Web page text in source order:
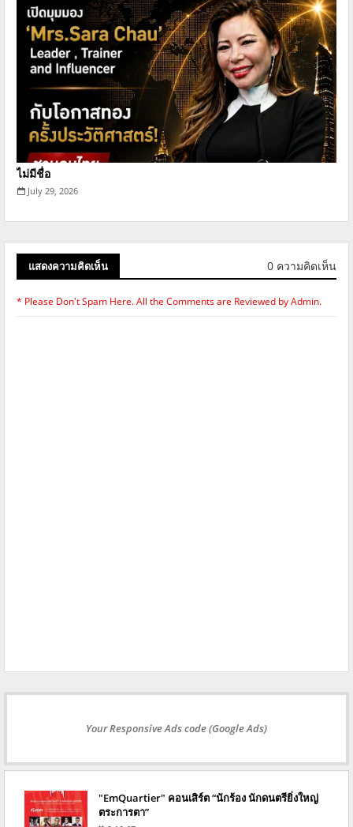
ไม่มีชื่อ
July 29, 2026
แสดงความคิดเห็น 0 ความคิดเห็น
* Please Don't Spam Here. All the Comments are Reviewed by Admin.
Your Responsive Ads code (Google Ads)
"EmQuartier" คอนเสิร์ต “นักร้อง นักดนตรียิ่งใหญ่
ตระการตา”